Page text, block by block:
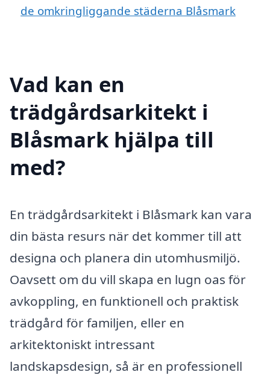
de omkringliggande städerna Blåsmark
Vad kan en
trädgårdsarkitekt i
Blåsmark hjälpa till
med?
En trädgårdsarkitekt i Blåsmark kan vara
din bästa resurs när det kommer till att
designa och planera din utomhusmiljö.
Oavsett om du vill skapa en lugn oas för
avkoppling, en funktionell och praktisk
trädgård för familjen, eller en
arkitektoniskt intressant
landskapsdesign, så är en professionell